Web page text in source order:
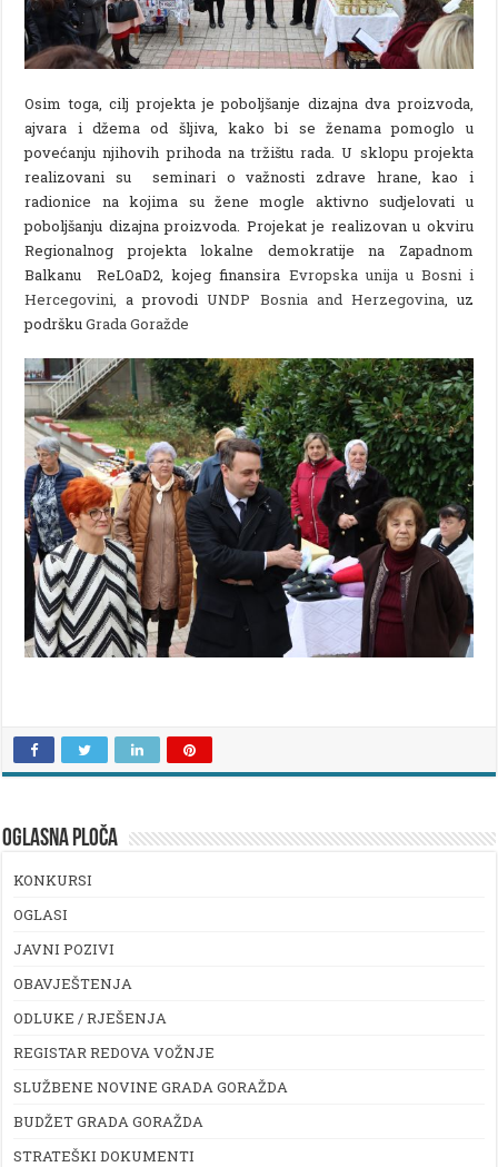
Osim toga, cilj projekta je poboljšanje dizajna dva proizvoda,
ajvara i džema od šljiva, kako bi se ženama pomoglo u
povećanju njihovih prihoda na tržištu rada. U sklopu projekta
realizovani su seminari o važnosti zdrave hrane, kao i
radionice na kojima su žene mogle aktivno sudjelovati u
poboljšanju dizajna proizvoda. Projekat je realizovan u okviru
Regionalnog projekta lokalne demokratije na Zapadnom
Balkanu ReLOaD2, kojeg finansira Evropska unija u Bosni i
Hercegovini,
a provodiUNDP Bosnia and Herzegovina , uz
podrškuGrada Goražde
OGLASNA PLOČA
KONKURSI
OGLASI
JAVNI POZIVI
OBAVJEŠTENJA
ODLUKE / RJEŠENJA
REGISTAR REDOVA VOŽNJE
SLUŽBENE NOVINE GRADA GORAŽDA
BUDŽET GRADA GORAŽDA
STRATEŠKI DOKUMENTI